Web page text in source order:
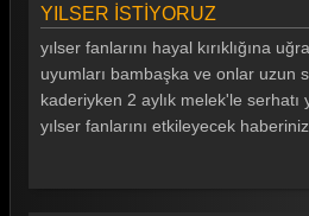
YILSER İSTİYORUZ
yılser fanlarını hayal kırıklığına
uyumları bambaşka ve onlar uzun
kaderiyken 2 aylık melek'le serhatı
yılser fanlarını etkileyecek